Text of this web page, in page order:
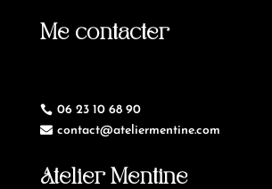
Me contacter
 06 23 10 68 90
 contact@ateliermentine.com
Atelier Mentine